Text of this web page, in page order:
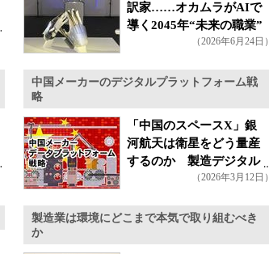
訳家……オカムラがAIで
導く2045年“未来の職業”
（2026年6月24日）
中国メーカーのデジタルプラットフォーム戦
略
「中国のスペースX」銀
河航天は衛星をどう量産
するのか 製造デジタル
（2026年3月12日）
製造業は環境にどこまで本気で取り組むべき
か